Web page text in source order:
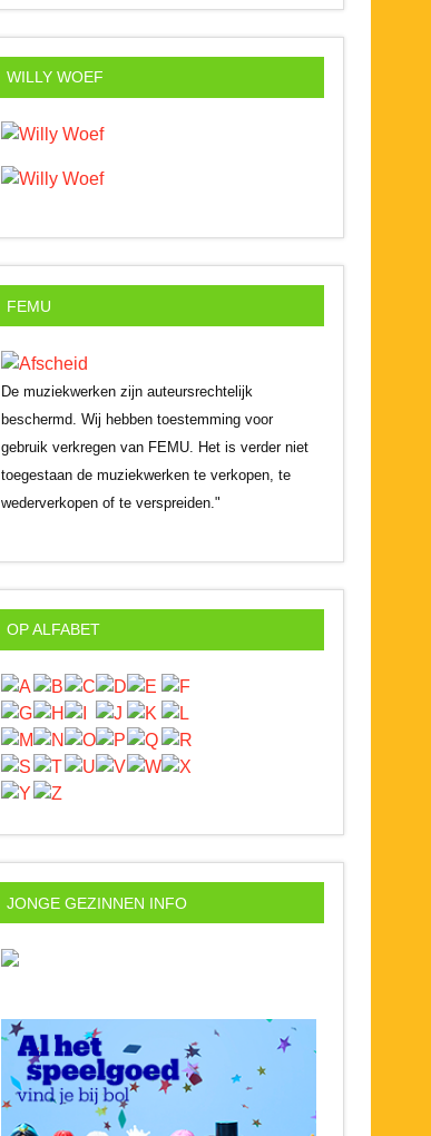
WILLY WOEF
FEMU
De muziekwerken zijn auteursrechtelijk
beschermd. Wij hebben toestemming voor
gebruik verkregen van FEMU. Het is verder niet
toegestaan de muziekwerken te verkopen, te
wederverkopen of te verspreiden."
OP ALFABET
JONGE GEZINNEN INFO